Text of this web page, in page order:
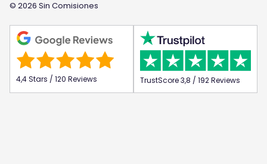
© 2026 Sin Comisiones
4,4 Stars / 120 Reviews TrustScore 3,8 / 192 Reviews